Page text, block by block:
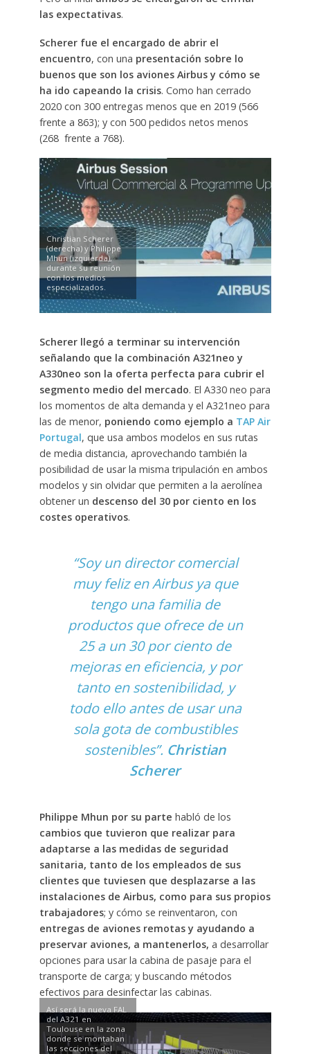
las expectativas.
Scherer fue el encargado de abrir el
encuentro, con una presentación sobre lo
buenos que son los aviones Airbus y cómo se
ha ido capeando la crisis. Como han cerrado
2020 con 300 entregas menos que en 2019 (566
frente a 863); y con 500 pedidos netos menos
(268 frente a 768).
Christian Scherer
(derecha) y Philippe
Mhun (izquierda),
durante su reunión
con los medios
especializados.
Scherer llegó a terminar su intervención
señalando que la combinación A321neo y
A330neo son la oferta perfecta para cubrir el
segmento medio del mercado. El A330 neo para
los momentos de alta demanda y el A321neo para
las de menor, poniendo como ejemplo a TAP Air
Portugal, que usa ambos modelos en sus rutas
de media distancia, aprovechando también la
posibilidad de usar la misma tripulación en ambos
modelos y sin olvidar que permiten a la aerolínea
obtener un descenso del 30 por ciento en los
costes operativos.
“Soy un director comercial
muy feliz en Airbus ya que
tengo una familia de
productos que ofrece de un
25 a un 30 por ciento de
mejoras en eficiencia, y por
tanto en sostenibilidad, y
todo ello antes de usar una
sola gota de combustibles
sostenibles”. Christian
Scherer
Philippe Mhun por su parte habló de los
cambios que tuvieron que realizar para
adaptarse a las medidas de seguridad
sanitaria, tanto de los empleados de sus
clientes que tuviesen que desplazarse a las
instalaciones de Airbus, como para sus propios
trabajadores; y cómo se reinventaron, con
entregas de aviones remotas y ayudando a
preservar aviones, a mantenerlos, a desarrollar
opciones para usar la cabina de pasaje para el
transporte de carga; y buscando métodos
efectivos para desinfectar las cabinas.
Así será la nueva FAL
del A321 en
Toulouse en la zona
donde se montaban
las secciones del